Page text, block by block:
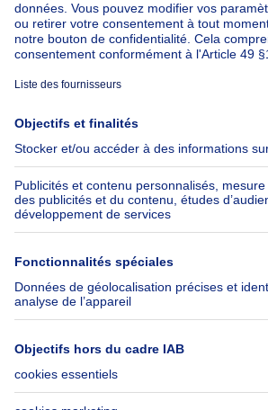
À propos
Immoweb
Presse
Emplois
Groupe Axel Springer
SeLoger.com
Immowelt.de
Outils
Belfius
Check-
Aide
FAQ
Accessibilité
Contactez-nous
Suivez-
LinkedIn